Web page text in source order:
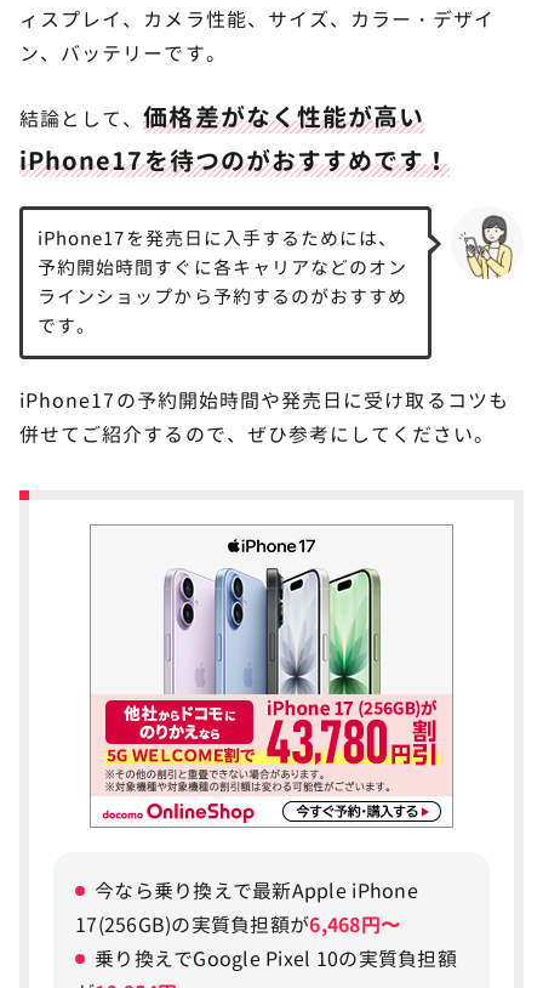
ィスプレイ、カメラ性能、サイズ、カラー・デザイ
ン、バッテリーです。
結論として、価格差がなく性能が高い
iPhone17を待つのがおすすめです！
iPhone17を発売日に入手するためには、
予約開始時間すぐに各キャリアなどのオン
ラインショップから予約するのがおすすめ
です。
iPhone17の予約開始時間や発売日に受け取るコツも
併せてご紹介するので、ぜひ参考にしてください。
今なら乗り換えで最新Apple iPhone
17(256GB)の実質負担額が6,468円〜
乗り換えでGoogle Pixel 10の実質負担額